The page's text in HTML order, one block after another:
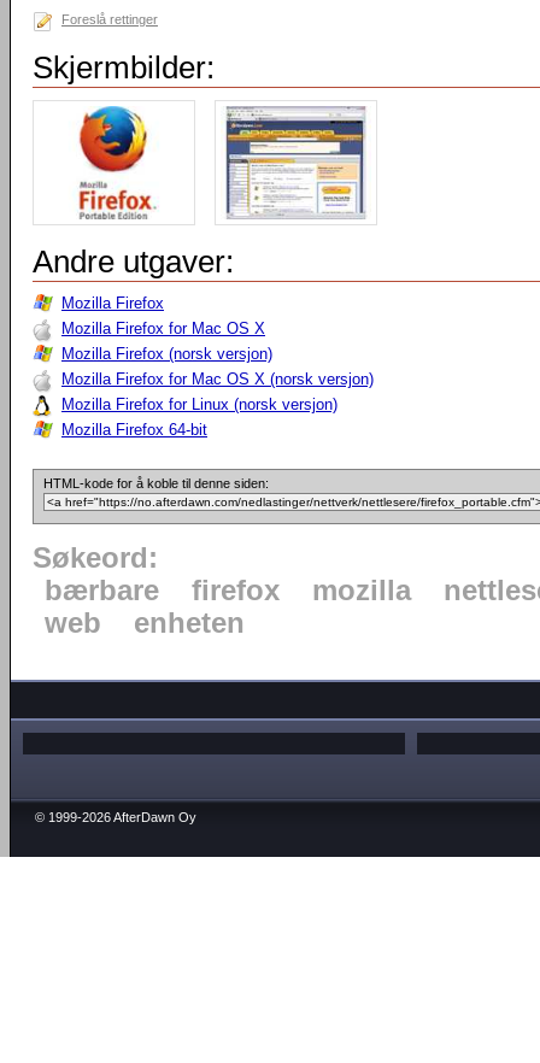
Foreslå rettinger
Skjermbilder:
Andre utgaver:
Mozilla Firefox
Mozilla Firefox for Mac OS X
Mozilla Firefox (norsk versjon)
Mozilla Firefox for Mac OS X (norsk versjon)
Mozilla Firefox for Linux (norsk versjon)
Mozilla Firefox 64-bit
HTML-kode for å koble til denne siden:
Søkeord:
bærbare
firefox mozilla
web
enheten
© 1999-2026 AfterDawn Oy